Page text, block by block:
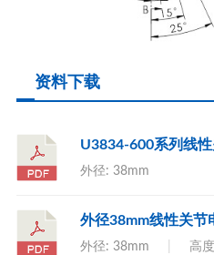
资料下载
U3834-600系列线
外径: 38mm
外径38mm线性关节
外径: 38mm 高